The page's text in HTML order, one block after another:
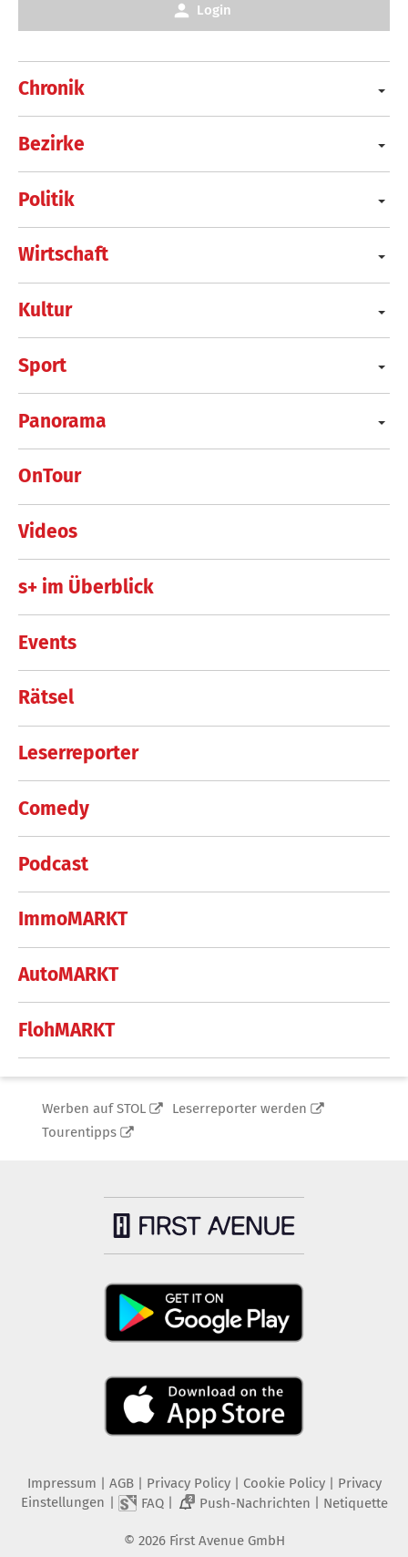
Chronik
Bezirke
Politik
Wirtschaft
Kultur
Sport
Panorama
OnTour
Videos
s+ im Überblick
Events
Rätsel
Leserreporter
Comedy
Podcast
ImmoMARKT
AutoMARKT
FlohMARKT
Login
Werben auf STOL
Leserreporter werden
Tourentipps
Impressum | AGB | Privacy Policy| Cookie Policy| Privacy
Einstellungen | FAQ| 2 Push-Nachrichten | Netiquette
© 2026 First Avenue GmbH